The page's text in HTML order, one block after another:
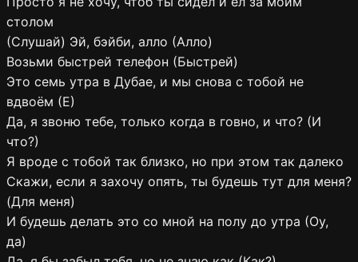
столом
(Слушай) Эй, бэйби, алло (Алло)
Возьми быстрей телефон (Быстрей)
Это семь утра в Дубае, и мы снова с тобой не
вдвоём (Е)
Да, я звоню тебе, только когда в говно, и что? (И
что?)
Я вроде с тобой так близко, но при этом так далеко
Скажи, если я захочу опять, ты будешь тут для меня?
(Для меня)
И будешь делать это со мной на полу до утра (Оу,
да)